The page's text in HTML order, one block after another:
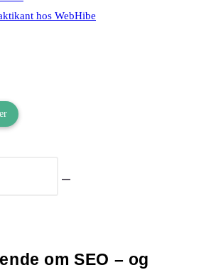
hos WebHibe
om SEO – og